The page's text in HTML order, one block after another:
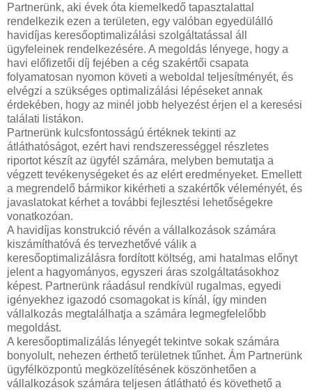
Partnerünk, aki évek óta kiemelkedő tapasztalattal
rendelkezik ezen a területen, egy valóban egyedülálló
havidíjas keresőoptimalizálási szolgáltatással áll
ügyfeleinek rendelkezésére. A megoldás lényege, hogy a
havi előfizetői díj fejében a cég szakértői csapata
folyamatosan nyomon követi a weboldal teljesítményét, és
elvégzi a szükséges optimalizálási lépéseket annak
érdekében, hogy az minél jobb helyezést érjen el a keresési
találati listákon.
Partnerünk kulcsfontosságú értéknek tekinti az
átláthatóságot, ezért havi rendszerességgel részletes
riportot készít az ügyfél számára, melyben bemutatja a
végzett tevékenységeket és az elért eredményeket. Emellett
a megrendelő bármikor kikérheti a szakértők véleményét, és
javaslatokat kérhet a további fejlesztési lehetőségekre
vonatkozóan.
A havidíjas konstrukció révén a vállalkozások számára
kiszámíthatóvá és tervezhetővé válik a
keresőoptimalizálásra fordított költség, ami hatalmas előnyt
jelent a hagyományos, egyszeri áras szolgáltatásokhoz
képest. Partnerünk ráadásul rendkívül rugalmas, egyedi
igényekhez igazodó csomagokat is kínál, így minden
vállalkozás megtalálhatja a számára legmegfelelőbb
megoldást.
A keresőoptimalizálás lényegét tekintve sokak számára
bonyolult, nehezen érthető területnek tűnhet. Ám Partnerünk
ügyfélközpontú megközelítésének köszönhetően a
vállalkozások számára teljesen átlátható és követhető a